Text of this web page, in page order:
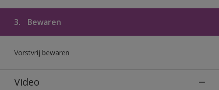
3. Bewaren
Vorstvrij bewaren
Video